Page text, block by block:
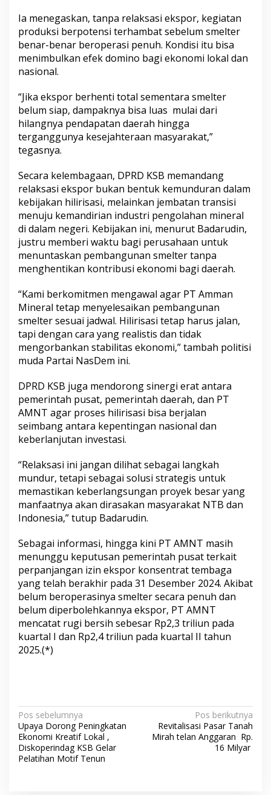
Ia menegaskan, tanpa relaksasi ekspor, kegiatan
produksi berpotensi terhambat sebelum smelter
benar-benar beroperasi penuh. Kondisi itu bisa
menimbulkan efek domino bagi ekonomi lokal dan
nasional.
“Jika ekspor berhenti total sementara smelter
belum siap, dampaknya bisa luas mulai dari
hilangnya pendapatan daerah hingga
terganggunya kesejahteraan masyarakat,”
tegasnya.
Secara kelembagaan, DPRD KSB memandang
relaksasi ekspor bukan bentuk kemunduran dalam
kebijakan hilirisasi, melainkan jembatan transisi
menuju kemandirian industri pengolahan mineral
di dalam negeri. Kebijakan ini, menurut Badarudin,
justru memberi waktu bagi perusahaan untuk
menuntaskan pembangunan smelter tanpa
menghentikan kontribusi ekonomi bagi daerah.
“Kami berkomitmen mengawal agar PT Amman
Mineral tetap menyelesaikan pembangunan
smelter sesuai jadwal. Hilirisasi tetap harus jalan,
tapi dengan cara yang realistis dan tidak
mengorbankan stabilitas ekonomi,” tambah politisi
muda Partai NasDem ini.
DPRD KSB juga mendorong sinergi erat antara
pemerintah pusat, pemerintah daerah, dan PT
AMNT agar proses hilirisasi bisa berjalan
seimbang antara kepentingan nasional dan
keberlanjutan investasi.
“Relaksasi ini jangan dilihat sebagai langkah
mundur, tetapi sebagai solusi strategis untuk
memastikan keberlangsungan proyek besar yang
manfaatnya akan dirasakan masyarakat NTB dan
Indonesia,” tutup Badarudin.
Sebagai informasi, hingga kini PT AMNT masih
menunggu keputusan pemerintah pusat terkait
perpanjangan izin ekspor konsentrat tembaga
yang telah berakhir pada 31 Desember 2024. Akibat
belum beroperasinya smelter secara penuh dan
belum diperbolehkannya ekspor, PT AMNT
mencatat rugi bersih sebesar Rp2,3 triliun pada
kuartal I dan Rp2,4 triliun pada kuartal II tahun
2025.(*)
N
a
v
i
Pos sebelumnya
Upaya Dorong Peningkatan
Ekonomi Kreatif Lokal ,
Diskoperindag KSB Gelar
Pelatihan Motif Tenun
Pos berikutnya
Revitalisasi Pasar Tanah
Mirah telan Anggaran Rp.
16 Milyar